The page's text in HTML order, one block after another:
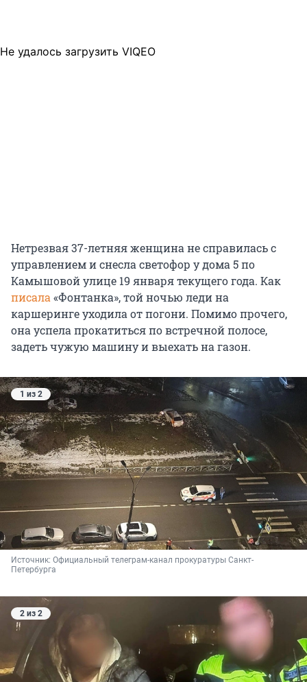
Не удалось загрузить VIQEO
Нетрезвая 37-летняя женщина не справилась с
управлением и снесла светофор у дома 5 по
Камышовой улице 19 января текущего года. Как
писала «Фонтанка», той ночью леди на
каршеринге уходила от погони. Помимо прочего,
она успела прокатиться по встречной полосе,
задеть чужую машину и выехать на газон.
1 из 2
Источник: Официальный телеграм-канал прокуратуры Санкт-
Петербурга
2 из 2